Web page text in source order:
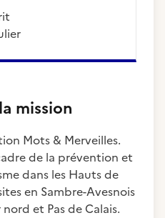
mission
Mots & Merveilles.
de la prévention et
dans les Hauts de
en Sambre-Avesnois
et Pas de Calais.